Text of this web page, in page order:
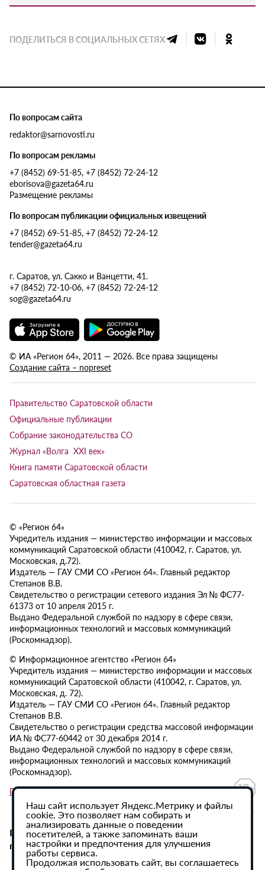
ПОДЕЛИТЬСЯ В СОЦИАЛЬНЫХ СЕТЯХ
По вопросам сайта
redaktor@sarnovosti.ru
По вопросам рекламы
+7 (8452) 69-51-85, +7 (8452) 72-24-12
eborisova@gazeta64.ru
Размещение рекламы
По вопросам публикации официальных извещений
+7 (8452) 69-51-85, +7 (8452) 72-24-12
tender@gazeta64.ru
г. Саратов, ул. Сакко и Ванцетти, 41.
+7 (8452) 72-10-06, +7 (8452) 72-24-12
sog@gazeta64.ru
© ИА «Регион 64», 2011 — 2026. Все права защищены
Создание сайта – nopreset
Правительство Саратовской области
Официальные публикации
Собрание законодательства СО
Журнал «Волга XXI век»
Книга памяти Саратовской области
Саратовская областная газета
© «Регион 64»
Учредитель издания — министерство информации и массовых
коммуникаций Саратовской области (410042, г. Саратов, ул.
Московская, д.72).
Издатель — ГАУ СМИ СО «Регион 64». Главный редактор
Степанов В.В.
Свидетельство о регистрации сетевого издания Эл № ФС77-
61373 от 10 апреля 2015 г.
Выдано Федеральной службой по надзору в сфере связи,
информационных технологий и массовых коммуникаций
(Роскомнадзор).
© Информационное агентство «Регион 64»
Учредитель издания — министерство информации и массовых
коммуникаций Саратовской области (410042, г. Саратов, ул.
Московская, д. 72).
Издатель — ГАУ СМИ СО «Регион 64». Главный редактор
Степанов В.В.
Свидетельство о регистрации средства массовой информации
ИА № ФС77-60442 от 30 декабря 2014 г.
Выдано Федеральной службой по надзору в сфере связи,
информационных технологий и массовых коммуникаций
(Роскомнадзор).
Политика в отношении обработки персональных данных
При использовании материалов сайта активная
гиперссылка на ИА «Регион 64» обязательна.
Наш сайт использует Яндекс.Метрику и файлы
cookie. Это позволяет нам собирать и
анализировать данные о поведении
посетителей, а также запоминать ваши
настройки и предпочтения для улучшения
работы сервиса.
Продолжая использовать сайт, вы соглашаетесь